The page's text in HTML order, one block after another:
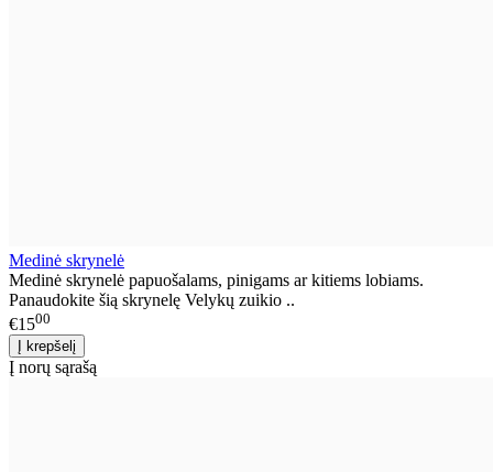
Medinė skrynelė
Medinė skrynelė papuošalams, pinigams ar kitiems lobiams.
Panaudokite šią skrynelę Velykų zuikio ..
€1500
Į norų sąrašą